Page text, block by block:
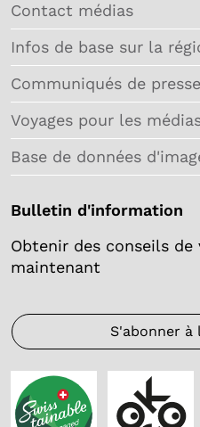
Contact médias
Infos de base sur la
Communiqués de presse
Voyages pour les
Base de données
Bulletin d'information
Obtenir des conseils de
maintenant
S'abonner à